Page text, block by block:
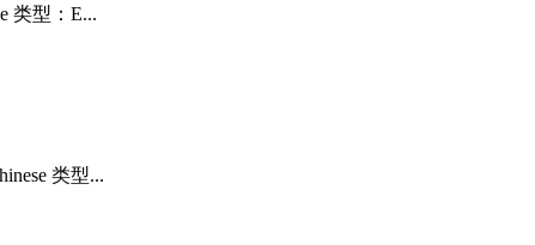
类型：E...
类型...